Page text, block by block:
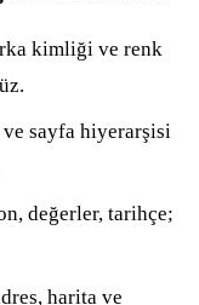
kimliği ve renk
sayfa hiyerarşisi
değerler, tarihçe;
harita ve